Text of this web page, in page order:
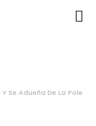
Se Adueña De La Pole